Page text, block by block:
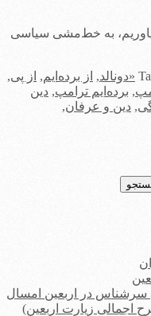
به خط‌مشی سیاسی
«دونالد, از برده‌ایم, از پی,
, برده‌ایم ترامپ, دین
, دین و عرفان,
اجمالی زیارت اربعین)